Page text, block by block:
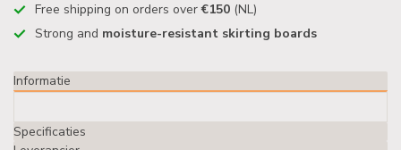
Free shipping on orders over€150 (NL)
Strong and moisture-resistant skirting boards
Informatie
Specificaties